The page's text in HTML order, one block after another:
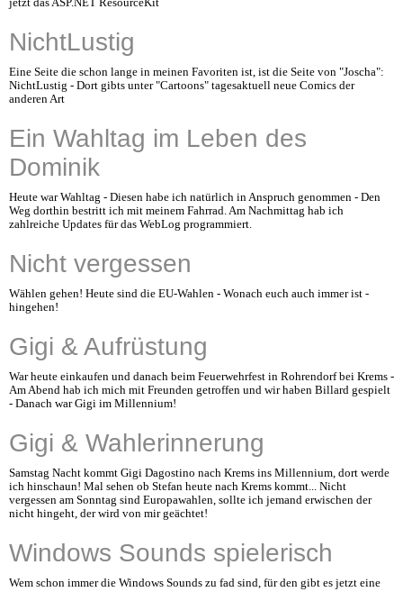
jetzt das ASP.NET ResourceKit
NichtLustig
Eine Seite die schon lange in meinen Favoriten ist, ist die Seite von "Joscha":
NichtLustig - Dort gibts unter "Cartoons" tagesaktuell neue Comics der
anderen Art
Ein Wahltag im Leben des
Dominik
Heute war Wahltag - Diesen habe ich natürlich in Anspruch genommen - Den
Weg dorthin bestritt ich mit meinem Fahrrad. Am Nachmittag hab ich
zahlreiche Updates für das WebLog programmiert.
Nicht vergessen
Wählen gehen! Heute sind die EU-Wahlen - Wonach euch auch immer ist -
hingehen!
Gigi & Aufrüstung
War heute einkaufen und danach beim Feuerwehrfest in Rohrendorf bei Krems -
Am Abend hab ich mich mit Freunden getroffen und wir haben Billard gespielt
- Danach war Gigi im Millennium!
Gigi & Wahlerinnerung
Samstag Nacht kommt Gigi Dagostino nach Krems ins Millennium, dort werde
ich hinschaun! Mal sehen ob Stefan heute nach Krems kommt... Nicht
vergessen am Sonntag sind Europawahlen, sollte ich jemand erwischen der
nicht hingeht, der wird von mir geächtet!
Windows Sounds spielerisch
Wem schon immer die Windows Sounds zu fad sind, für den gibt es jetzt eine